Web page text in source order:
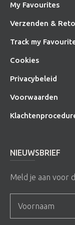
My Favourites
Verzenden &
Track my
Cookies
Privacybeleid
Voorwaarden
NIEUWSBRIEF
Meld je aan voor